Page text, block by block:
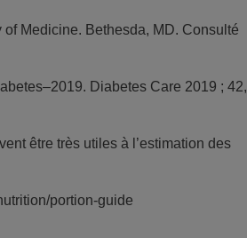
Medicine. Bethesda, MD. Consulté
Diabetes Care 2019 ; 42,
être très utiles à l’estimation des
portion-guide